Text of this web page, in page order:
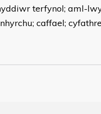
terfynol; aml-
caffael;